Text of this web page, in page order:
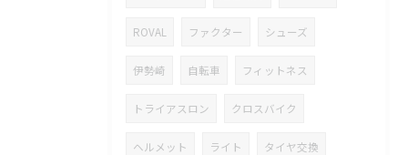
ROVAL ファクター シューズ
伊勢崎 自転車 フィットネス
トライアスロン クロスバイク
ヘルメット ライト タイヤ交換